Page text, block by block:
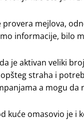
provera mejlova,
informacije, bilo
je aktivan veliki broj
straha i
a mogu
kuće omasovio je i